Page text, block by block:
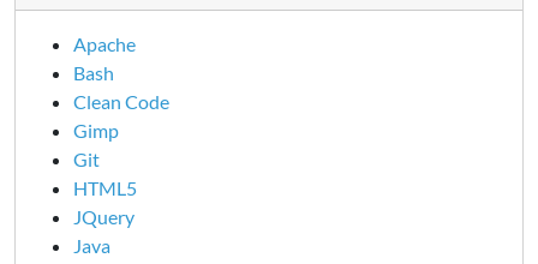
Apache
Bash
Clean Code
Gimp
Git
HTML5
JQuery
Java